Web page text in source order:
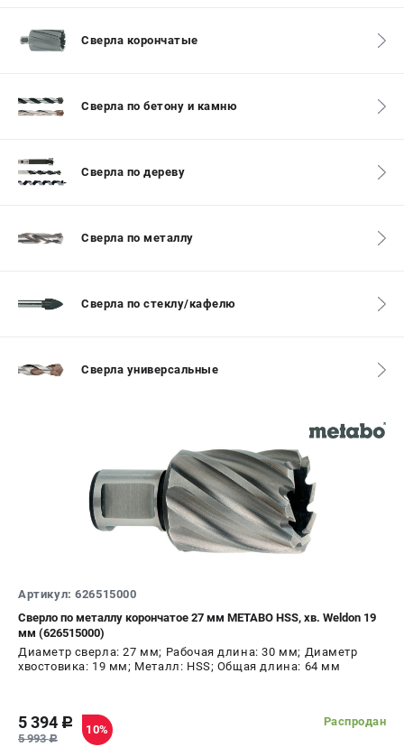
СЕРВИС
СРАВНЕНИЕ
Сервисный центр
Правила обмена и возврата
Политика обработки персональных данных
Программа бонусов
Пользовательское соглашение
Угловые шлифмашины (УШМ)
Перфораторы
Дрели
Лобзики
АККУМУЛЯТОРНЫЙ ИНСТРУМЕНТ
Сверла корончатые
Сверла по бетону и камню
Сверла по дереву
Сверла по металлу
Сверла по стеклу/кафелю
Сверла универсальные
Артикул: 626515000
Сверло по металлу корончатое 27 мм METABO HSS, хв. Weldon 19
мм (626515000)
Диаметр сверла: 27 мм; Рабочая длина: 30 мм; Диаметр
хвостовика: 19 мм; Металл: HSS; Общая длина: 64 мм
5 394 c
5 993c
10%
Распродан